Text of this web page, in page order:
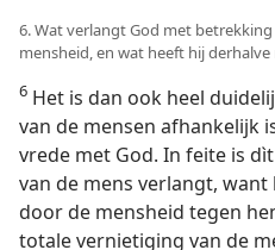
6. Wat verlangt God met
mensheid, en wat heeft hij
6 Het is dan ook heel
van de mensen afhankelijk
vrede met God. In feite is
van de mens verlangt,
door de mensheid tegen
totale vernietiging van de